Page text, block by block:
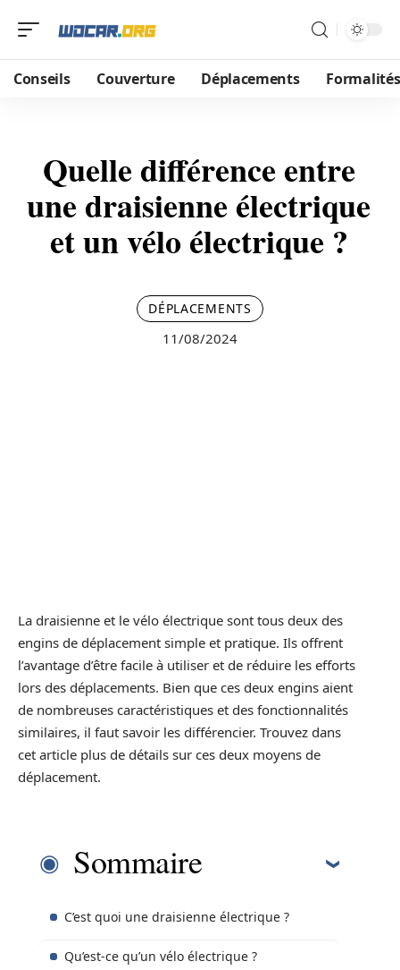
Conseils Couverture Déplacements Formalités
Quelle différence entre
une draisienne électrique
et un vélo électrique ?
DÉPLACEMENTS
11/08/2024
La draisienne et le vélo électrique sont tous deux des
engins de déplacement simple et pratique. Ils offrent
l’avantage d’être facile à utiliser et de réduire les efforts
lors des déplacements. Bien que ces deux engins aient
de nombreuses caractéristiques et des fonctionnalités
similaires, il faut savoir les différencier. Trouvez dans
cet article plus de détails sur ces deux moyens de
déplacement.
Sommaire
C’est quoi une draisienne électrique ?
Qu’est-ce qu’un vélo électrique ?